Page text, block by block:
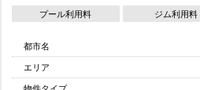
プール利用料 ジム利用料
都市名
エリア